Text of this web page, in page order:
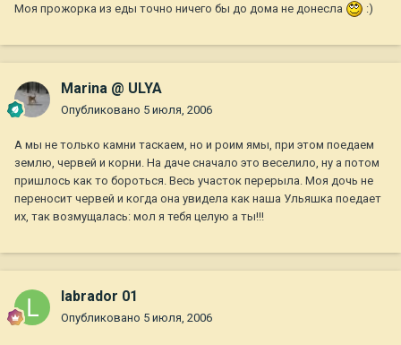
Моя прожорка из еды точно ничего бы до дома не донесла :)
Marina @ ULYA
Опубликовано 5 июля, 2006
А мы не только камни таскаем, но и роим ямы, при этом поедаем
землю, червей и корни. На даче сначало это веселило, ну а потом
пришлось как то бороться. Весь участок перерыла. Моя дочь не
переносит червей и когда она увидела как наша Ульяшка поедает
их, так возмущалась: мол я тебя целую а ты!!!
labrador 01
Опубликовано 5 июля, 2006